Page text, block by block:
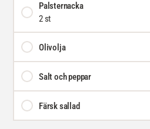
Palsternacka
2 st
Olivolja
Salt och peppar
Färsk sallad